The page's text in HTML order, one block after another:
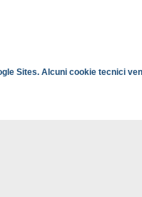
Sites. Alcuni cookie tecnici